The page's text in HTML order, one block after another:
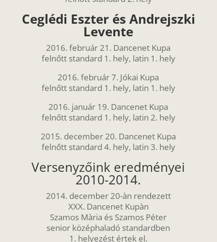
Ceglédi Eszter és Andrejszki
Levente
2016. február 21. Dancenet Kupa
felnőtt standard 1. hely, latin 1. hely
2016. február 7. Jókai Kupa
felnőtt standard 1. hely, latin 1. hely
2016. január 19. Dancenet Kupa
felnőtt standard 1. hely, latin 2. hely
2015. december 20. Dancenet Kupa
felnőtt standard 4. hely, latin 3. hely
Versenyzőink eredményei
2010-2014.
2014. december 20-àn rendezett
XXX. Dancenet Kupàn
Szamos Mària és Szamos Péter
senior középhaladó standardben
1. helyezést értek el.